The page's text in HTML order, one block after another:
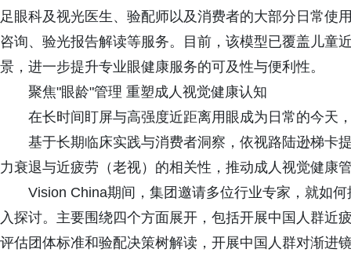
足眼科及视光医生、验配师以及消费者的大部分日常使
咨询、验光报告解读等服务。目前，该模型已覆盖儿童
景，进一步提升专业眼健康服务的可及性与便利性。
聚焦"眼龄"管理 重塑成人视觉健康认知
在长时间盯屏与高强度近距离用眼成为日常的今天
基于长期临床实践与消费者洞察，依视路陆逊梯卡
力衰退与近疲劳（老视）的相关性，推动成人视觉健康
Vision China期间，集团邀请多位行业专家，就如
入探讨。主要围绕四个方面展开，包括开展中国人群近
评估团体标准和验配决策树解读，开展中国人群对渐进